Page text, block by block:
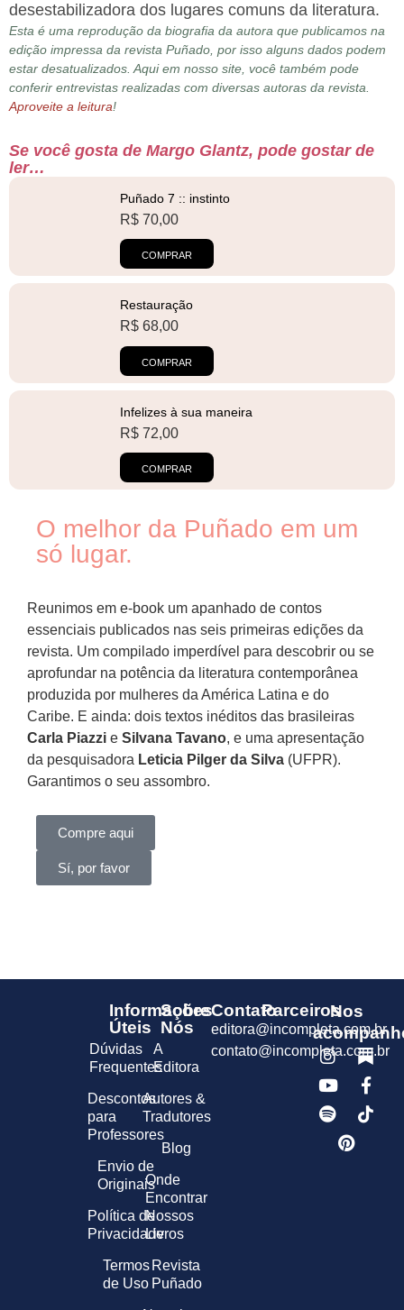
desestabilizadora dos lugares comuns da literatura.
Esta é uma reprodução da biografia da autora que publicamos na
edição impressa da revista Puñado, por isso alguns dados podem
estar desatualizados. Aqui em nosso site, você também pode
conferir entrevistas realizadas com diversas autoras da revista.
Aproveite a leitura!
Se você gosta de Margo Glantz, pode gostar de
ler…
Puñado 7 :: instinto
R$70,00
COMPRAR
Restauração
R$68,00
COMPRAR
Infelizes à sua maneira
R$72,00
COMPRAR
O melhor da Puñado em um
só lugar.
Reunimos em e-book um apanhado de contos
essenciais publicados nas seis primeiras edições da
revista. Um compilado imperdível para descobrir ou se
aprofundar na potência da literatura contemporânea
produzida por mulheres da América Latina e do
Caribe. E ainda: dois textos inéditos das brasileiras
Carla Piazzi e Silvana Tavano, e uma apresentação
da pesquisadora Leticia Pilger da Silva (UFPR).
Garantimos o seu assombro.
Compre aqui
Sí, por favor
Informações
Úteis
Dúvidas
Frequentes
Descontos
para
Professores
Envio de
Originais
Política de
Privacidade
Termos
de Uso
Sobre
Nós
A
Editora
Autores &
Tradutores
Blog
Onde
Encontrar
Nossos
Livros
Revista
Puñado
Contato
editora@incompleta.com.br
contato@incompleta.com.br
ParceirosNos